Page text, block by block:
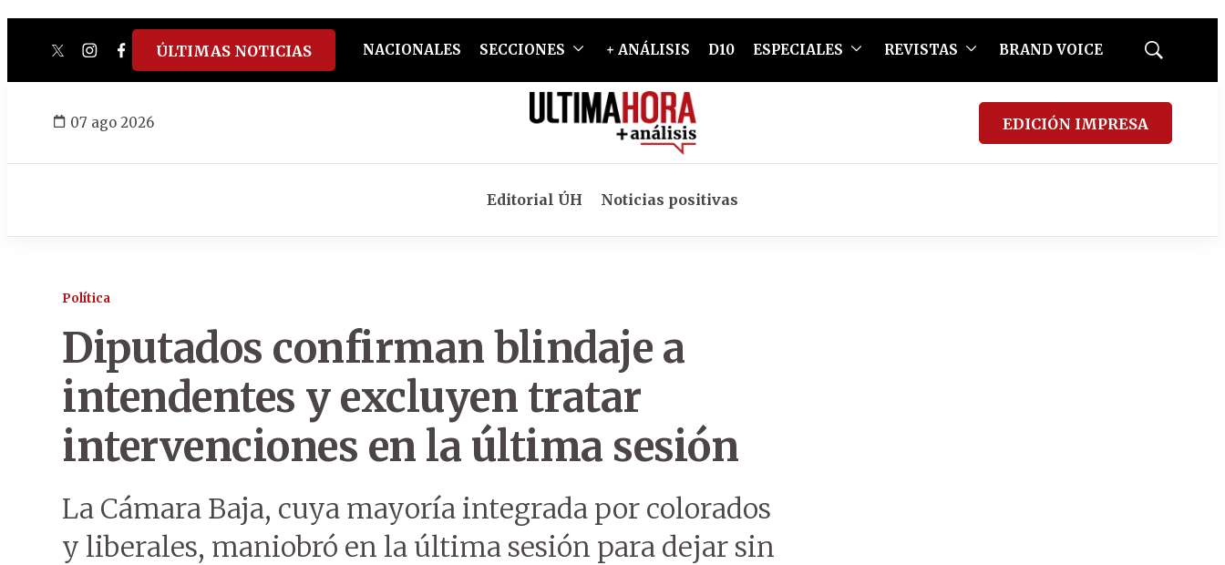
twitterinstagram
facebook
tiktokyoutube
spotify
ÚLTIMAS NOTICIAS NACIONALES SECCIONES + ANÁLISIS D10 ESPECIALES REVISTAS BRAND VOICE
Mostrar
07 ago 2026 EDICIÓN IMPRESA
Editorial ÚH Noticias positivas
Política
Diputados confirman blindaje a
intendentes y excluyen tratar
intervenciones en la última sesión
La Cámara Baja, cuya mayoría integrada por colorados
y liberales, maniobró en la última sesión para dejar sin